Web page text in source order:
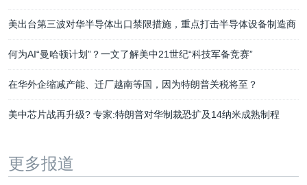
美出台第三波对华半导体出口禁限措施，重点打击半导体设备制造商
何为AI“曼哈顿计划”？一文了解美中21世纪“科技军备竞赛”
在华外企缩减产能、迁厂越南等国，因为特朗普关税将至？
美中芯片战再升级? 专家:特朗普对华制裁恐扩及14纳米成熟制程
更多报道